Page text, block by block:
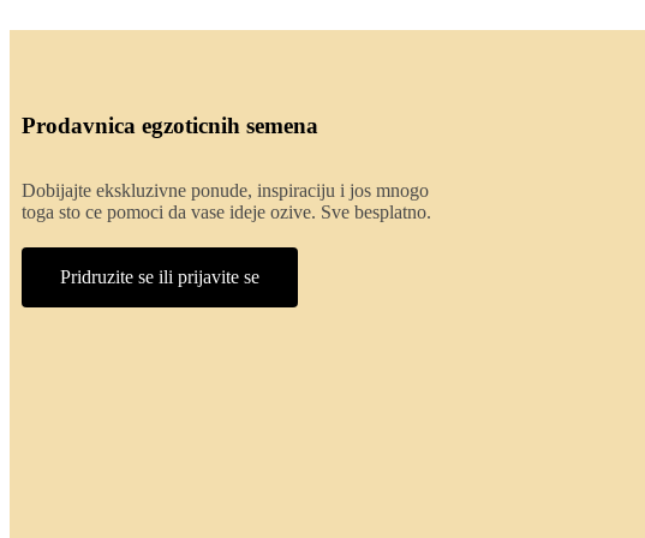
Prodavnica egzoticnih semena
Dobijajte ekskluzivne ponude, inspiraciju i jos mnogo
toga sto ce pomoci da vase ideje ozive. Sve besplatno.
Pridruzite se ili prijavite se